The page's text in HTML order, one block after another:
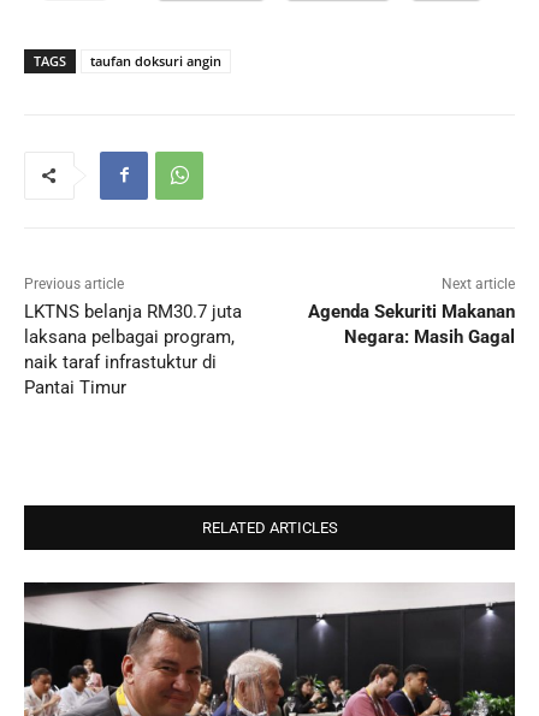
TAGS taufan doksuri angin
Previous article
LKTNS belanja RM30.7 juta
laksana pelbagai program,
naik taraf infrastuktur di
Pantai Timur
Next article
Agenda Sekuriti Makanan
Negara: Masih Gagal
RELATED ARTICLES